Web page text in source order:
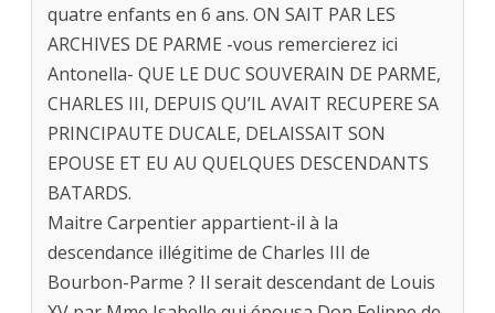
quatre enfants en 6 ans. ON SAIT PAR LES
ARCHIVES DE PARME -vous remercierez ici
Antonella- QUE LE DUC SOUVERAIN DE PARME,
CHARLES III, DEPUIS QU’IL AVAIT RECUPERE SA
PRINCIPAUTE DUCALE, DELAISSAIT SON
EPOUSE ET EU AU QUELQUES DESCENDANTS
BATARDS.
Maitre Carpentier appartient-il à la
descendance illégitime de Charles III de
Bourbon-Parme ? Il serait descendant de Louis